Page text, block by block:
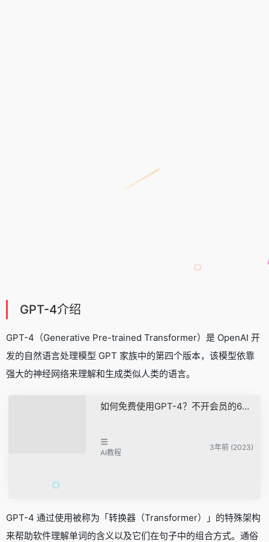
GPT-4介绍
GPT-4（Generative Pre-trained Transformer）是 OpenAI 开
发的自然语言处理模型 GPT 家族中的第四个版本，该模型依靠
强大的神经网络来理解和生成类似人类的语言。
如何免费使用GPT-4？不开会员的6种方法
AI教程
3年前 (2023)
GPT-4 通过使用被称为「转换器（Transformer）」的特殊架构
来帮助软件理解单词的含义以及它们在句子中的组合方式。通俗